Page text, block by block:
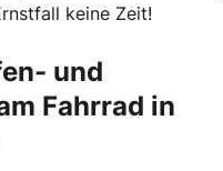
keine Zeit!
und
Fahrrad in